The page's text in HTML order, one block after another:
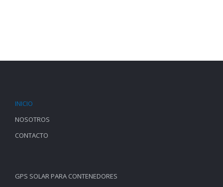
INICIO
NOSOTROS
CONTACTO
GPS SOLAR PARA CONTENEDORES